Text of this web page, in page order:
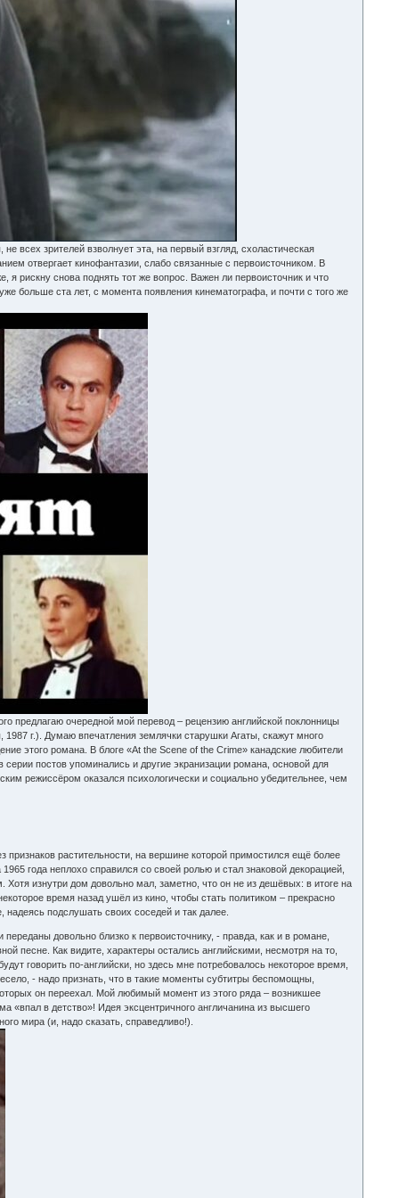
всех зрителей взволнует эта, на первый взгляд, схоластическая
отвергает кинофантазии, слабо связанные с первоисточником. В
рискну снова поднять тот же вопрос. Важен ли первоисточник и что
больше ста лет, с момента появления кинематографа, и почти с того же
предлагаю очередной мой перевод – рецензию английской поклонницы
г.). Думаю впечатления землячки старушки Агаты, скажут много
этого романа. В блоге «At the Scene of the Crime» канадские любители
постов упоминались и другие экранизации романа, основой для
режиссёром оказался психологически и социально убедительнее, чем
растительности, на вершине которой примостился ещё более
года неплохо справился со своей ролью и стал знаковой декорацией,
Хотя изнутри дом довольно мал, заметно, что он не из дешёвых: в итоге на
время назад ушёл из кино, чтобы стать политиком – прекрасно
подслушать своих соседей и так далее.
довольно близко к первоисточнику, - правда, как и в романе,
песне. Как видите, характеры остались английскими, несмотря на то,
говорить по-английски, но здесь мне потребовалось некоторое время,
- надо признать, что в такие моменты субтитры беспомощны,
он переехал. Мой любимый момент из этого ряда – возникшее
«впал в детство»! Идея эксцентричного англичанина из высшего
мира (и, надо сказать, справедливо!).